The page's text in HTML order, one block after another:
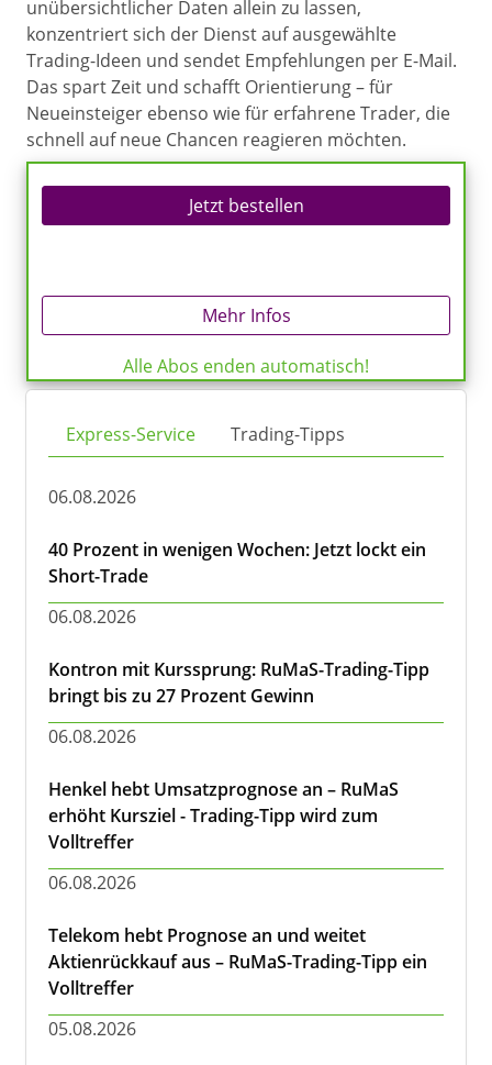
unübersichtlicher Daten allein zu lassen,
konzentriert sich der Dienst auf ausgewählte
Trading-Ideen und sendet Empfehlungen per E-Mail.
Das spart Zeit und schafft Orientierung – für
Neueinsteiger ebenso wie für erfahrene Trader, die
schnell auf neue Chancen reagieren möchten.
Jetzt bestellen
Mehr Infos
Alle Abos enden automatisch!
Express-Service Trading-Tipps
06.08.2026
40 Prozent in wenigen Wochen: Jetzt lockt ein
Short-Trade
06.08.2026
Kontron mit Kurssprung: RuMaS-Trading-Tipp
bringt bis zu 27 Prozent Gewinn
06.08.2026
Henkel hebt Umsatzprognose an – RuMaS
erhöht Kursziel - Trading-Tipp wird zum
Volltreffer
06.08.2026
Telekom hebt Prognose an und weitet
Aktienrückkauf aus – RuMaS-Trading-Tipp ein
Volltreffer
05.08.2026